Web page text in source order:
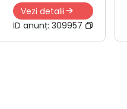
Vezi detalii
ID anunț: 309957